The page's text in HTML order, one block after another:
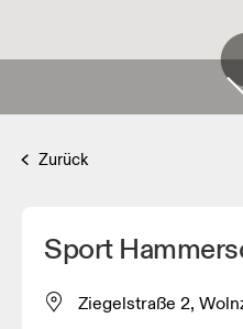
Zurück
Sport
Ziegelstraße 2,